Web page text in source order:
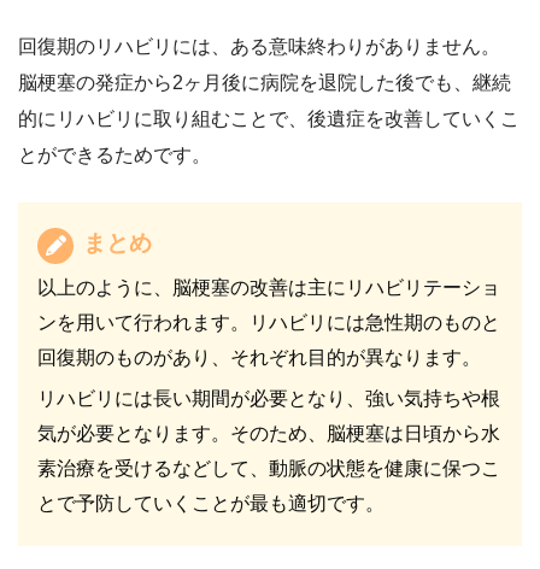
回復期のリハビリには、ある意味終わりがありません。
脳梗塞の発症から2ヶ月後に病院を退院した後でも、継続
的にリハビリに取り組むことで、後遺症を改善していくこ
とができるためです。
まとめ
以上のように、脳梗塞の改善は主にリハビリテーショ
ンを用いて行われます。リハビリには急性期のものと
回復期のものがあり、それぞれ目的が異なります。
リハビリには長い期間が必要となり、強い気持ちや根
気が必要となります。そのため、脳梗塞は日頃から水
素治療を受けるなどして、動脈の状態を健康に保つこ
とで予防していくことが最も適切です。